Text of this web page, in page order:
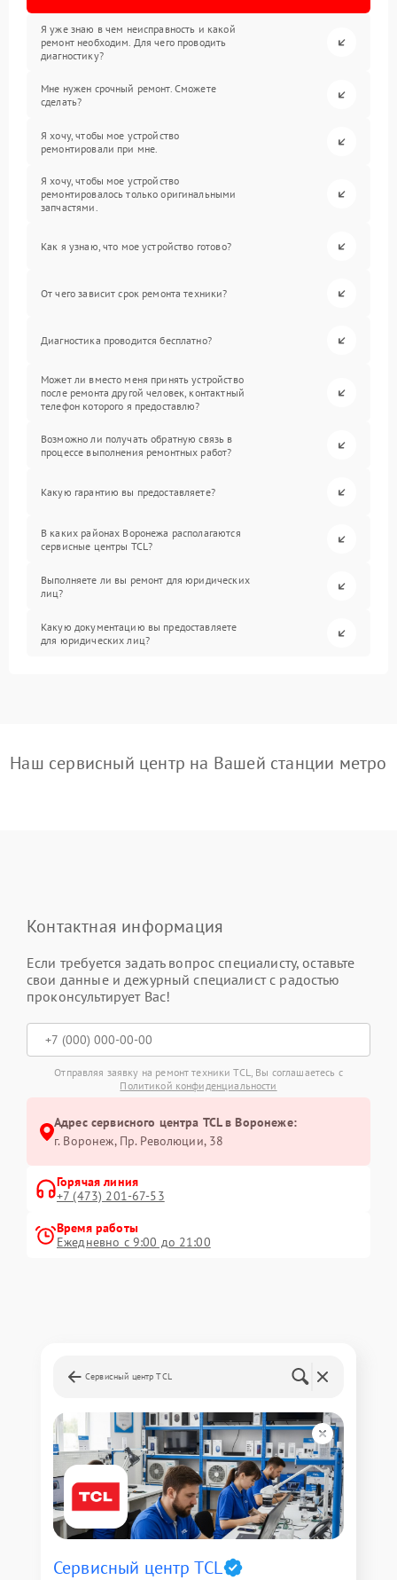
Я уже знаю в чем неисправность и какой
ремонт необходим. Для чего проводить
диагностику?
Мне нужен срочный ремонт. Сможете
сделать?
Я хочу, чтобы мое устройство
ремонтировали при мне.
Я хочу, чтобы мое устройство
ремонтировалось только оригинальными
запчастями.
Как я узнаю, что мое устройство готово?
От чего зависит срок ремонта техники?
Диагностика проводится бесплатно?
Может ли вместо меня принять устройство
после ремонта другой человек, контактный
телефон которого я предоставлю?
Возможно ли получать обратную связь в
процессе выполнения ремонтных работ?
Какую гарантию вы предоставляете?
В каких районах Воронежа располагаются
сервисные центры TCL?
Выполняете ли вы ремонт для юридических
лиц?
Какую документацию вы предоставляете
для юридических лиц?
Наш сервисный центр на Вашей станции метро
Контактная информация
Если требуется задать вопрос специалисту, оставьте
свои данные и дежурный специалист с радостью
проконсультирует Вас!
Отправляя заявку на ремонт техники TCL, Вы соглашаетесь с
Политикой конфиденциальности
Адрес сервисного центра TCL в Воронеже:
г. Воронеж, Пр. Революции, 38
Горячая линия
+7 (473) 201-67-53
Время работы
Ежедневно с 9:00 до 21:00
Сервисный центр TCL
Сервисный центр TCL